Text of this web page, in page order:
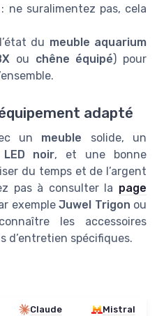
: ne suralimentez pas, cela
du meuble aquarium
ou chêne équipé) pour
adapté
un meuble solide, un
LED noir, et une bonne
du temps et de l’argent
pas à consulter la page
exemple Juwel Trigon ou
les accessoires
d’entretien spécifiques.
Claude Mistral